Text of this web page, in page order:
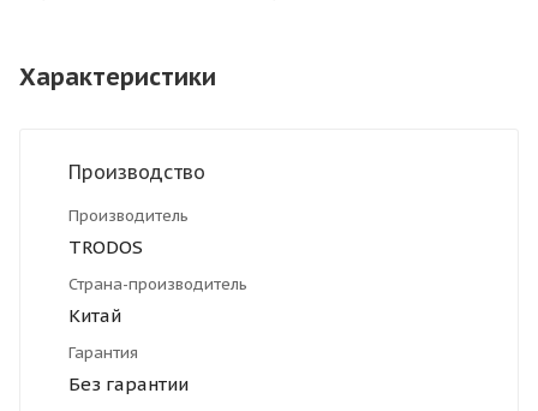
Характеристики
Производство
Производитель
TRODOS
Страна-производитель
Китай
Гарантия
Без гарантии